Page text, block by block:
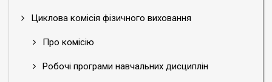
Циклова комісія фізичного виховання
Про комісію
Робочі програми навчальних дисциплін